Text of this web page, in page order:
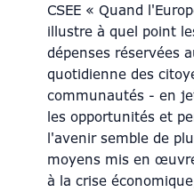
CSEE « Quand
illustre à quel point
dépenses réservées
quotidienne des
communautés - en
les opportunités et
l'avenir semble de
moyens mis en
à la crise